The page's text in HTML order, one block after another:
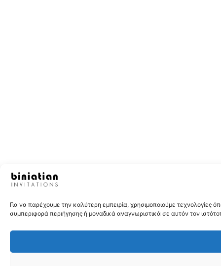
Για να παρέχουμε την καλύτερη εμπειρία, χρησιμοποιούμε
συμπεριφορά περιήγησης ή μοναδικά αναγνωριστικά σε αυτόν τον